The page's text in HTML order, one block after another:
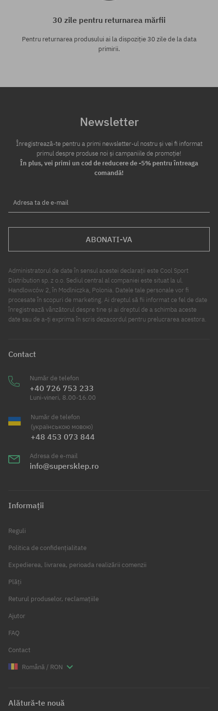
30 zile pentru returnarea mărfii
Pentru returnarea produsului ai la dispoziție 30 zile de la data
primirii.
Newsletter
Înregistrează-te pentru a primi newsletter-ul nostru și vei fi informat
primul despre produse noi și campaniile de promoție!
În plus, vei primi un cod de reducere de -5% pentru întreaga
comandă!
Adresa ta de e-mail
ABONATI-VA
Administratorul de date în sensul acestei declarații este Cool Sport
Distribution sp. z o.o. Sediul central al companiei este situat la ul.
Handlowców 2, în Modlniczka, Polonia. Datele tale personale vor fi
procesate în scopuri de marketing. Ai dreptul să fii informat ce fel de date
înregistrează vânzătorul despre tine și ai dreptul de a schimba aceste
date sau de a-ți exprima în scris dezacordul pentru prelucrarea acestora.
Contact
Număr de telefon
+40 726 753 233
Luni-vineri, 8.00-16.00
Număr de telefon
(українською мовою)
+48 453 073 844
Adresa de e-mail
info@supersklep.ro
Informații
Reguli
Politica de confidențialitate
Expedierea, livrarea, perioada realizării comenzii
Plăți
Returul produselor, reclamațiile
Ajutor
FAQ
Contact
Română / RON
Alătură-te nouă